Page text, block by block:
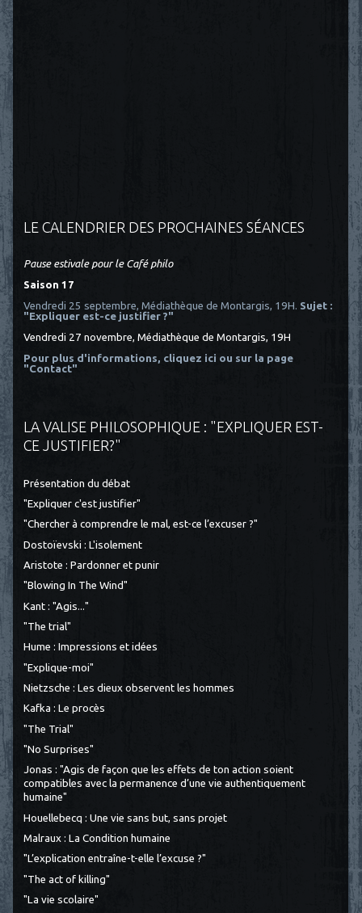
LE CALENDRIER DES PROCHAINES SÉANCES
Pause estivale pour le Café philo
Saison 17
Vendredi 25 septembre, Médiathèque de Montargis, 19H. Sujet :
"Expliquer est-ce justifier ?"
Vendredi 27 novembre, Médiathèque de Montargis, 19H
Pour plus d'informations, cliquez ici ou sur la page
"Contact"
LA VALISE PHILOSOPHIQUE : "EXPLIQUER EST-
CE JUSTIFIER?"
Présentation du débat
"Expliquer c'est justifier"
"Chercher à comprendre le mal, est-ce l’excuser ?"
Dostoïevski : L'isolement
Aristote : Pardonner et punir
"Blowing In The Wind"
Kant : "Agis..."
"The trial"
Hume : Impressions et idées
"Explique-moi"
Nietzsche : Les dieux observent les hommes
Kafka : Le procès
"The Trial"
"No Surprises"
Jonas : "Agis de façon que les effets de ton action soient
compatibles avec la permanence d’une vie authentiquement
humaine"
Houellebecq : Une vie sans but, sans projet
Malraux : La Condition humaine
"L’explication entraîne-t-elle l’excuse ?"
"The act of killing"
"La vie scolaire"